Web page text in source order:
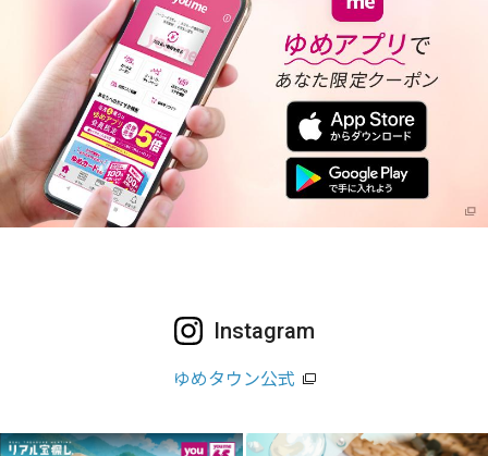
Instagram
ゆめタウン公式